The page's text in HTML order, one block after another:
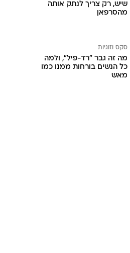
שיש, רק צריך לנתק אותה
מהסרפאן
סקס וזוגיות
מה זה גבר "רד-פיל", ולמה
כל הנשים בורחות ממנו כמו
מאש